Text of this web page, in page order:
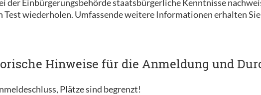
der Einbürgerungsbehörde staatsbürgerliche Kenntnisse
Test wiederholen. Umfassende weitere Informationen erhalten
Hinweise für die Anmeldung und
Plätze sind begrenzt!